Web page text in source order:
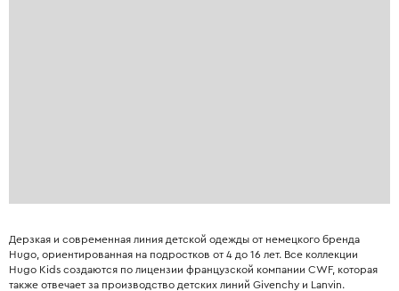
Дерзкая и современная линия детской одежды от немецкого бренда
Hugo, ориентированная на подростков от 4 до 16 лет. Все коллекции
Hugo Kids создаются по лицензии французской компании CWF, которая
также отвечает за производство детских линий Givenchy и Lanvin.